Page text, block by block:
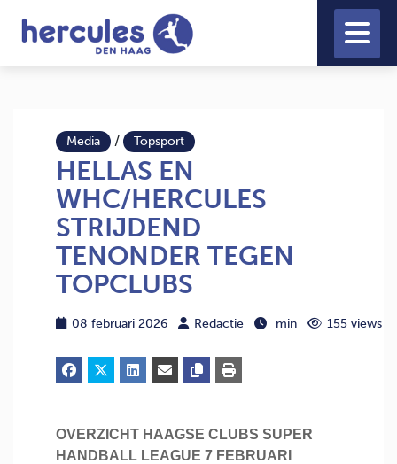
Media / Topsport
HELLAS EN
WHC/HERCULES
STRIJDEND
TENONDER TEGEN
TOPCLUBS
08 februari 2026 Redactie min 155 views
OVERZICHT HAAGSE CLUBS SUPER
HANDBALL LEAGUE 7 FEBRUARI